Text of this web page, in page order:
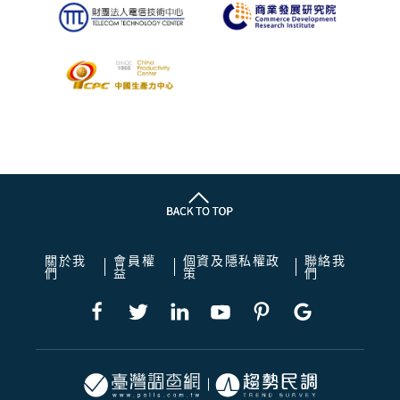
關於我
們
會員權
益
個資及隱私權政
策
聯絡我
們